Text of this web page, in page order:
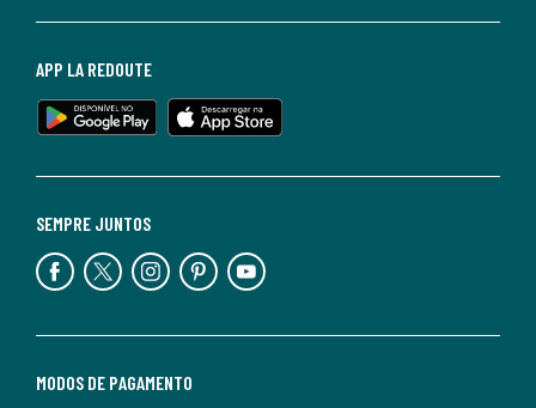
MODOS DE PAGAMENTO
SEMPRE JUNTOS
APP LA REDOUTE